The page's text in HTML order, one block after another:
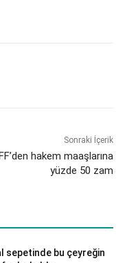
Sonraki İçerik
hakem maaşlarına
yüzde 50 zam
sepetinde bu çeyreğin